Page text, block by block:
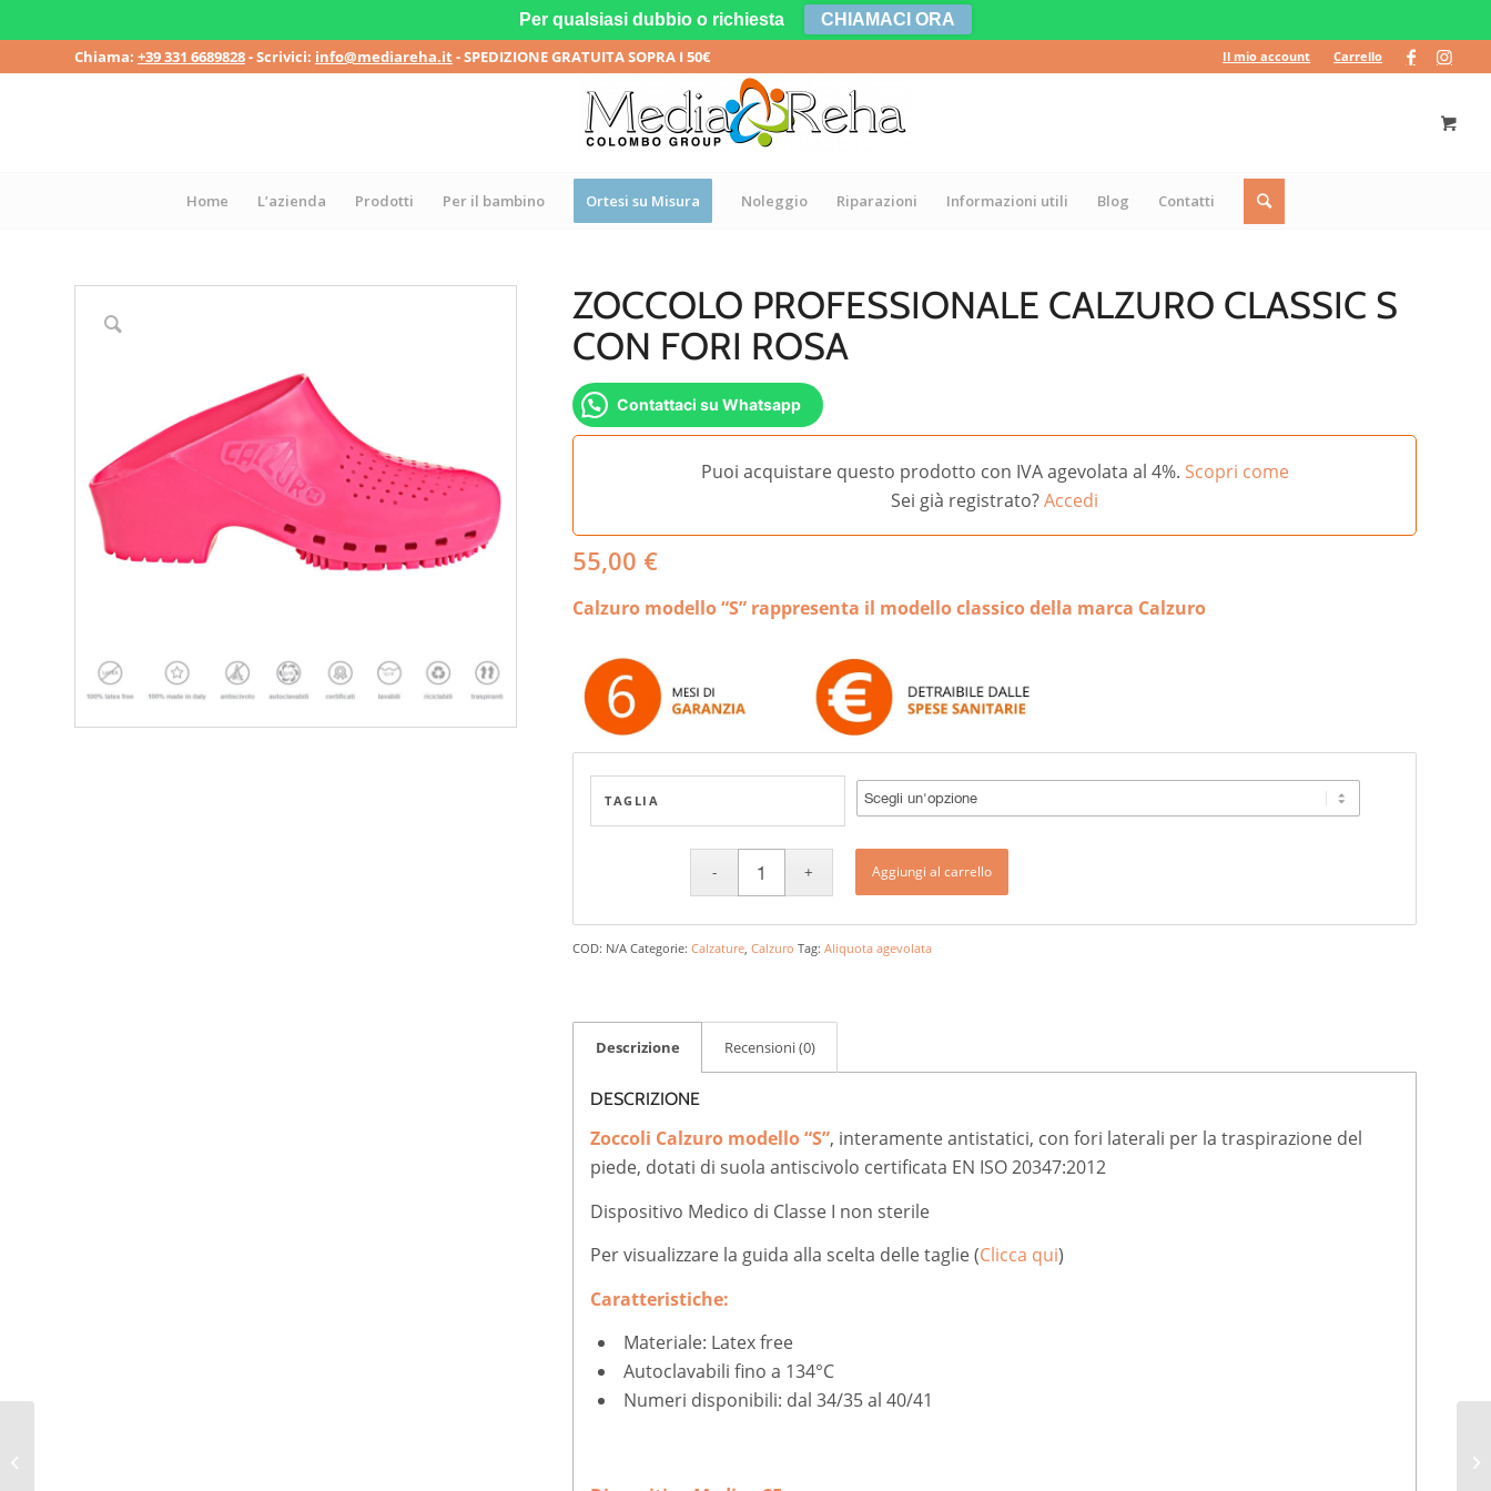
Il mio account Carrello
Chiama: +39 331 6689828- Scrivici: info@mediareha.it- SPEDIZIONE GRATUITA SOPRA I 50€
Home L’azienda Prodotti Per il bambino Ortesi su Misura Noleggio Riparazioni Informazioni utili Blog Contatti
ZOCCOLO PROFESSIONALE CALZURO CLASSIC S
CON FORI ROSA
Contattaci su Whatsapp
Puoi acquistare questo prodotto con IVA agevolata al 4%. Scopri come
Sei già registrato?Accedi
55,00 €
Calzuro modello “S” rappresenta il modello classico della marca Calzuro
TAGLIA
Aggiungi al carrello
COD: N/A Categorie:Calzature,Calzuro Tag:Aliquota agevolata
Descrizione Recensioni (0)
DESCRIZIONE
Zoccoli Calzuro modello “S”, interamente antistatici, con fori laterali per la traspirazione del
piede, dotati di suola antiscivolo certificata EN ISO 20347:2012
Dispositivo Medico di Classe I non sterile
Per visualizzare la guida alla scelta delle taglie (Clicca qui)
Caratteristiche:
Materiale: Latex free
Autoclavabili fino a 134°C
Numeri disponibili: dal 34/35 al 40/41
Per qualsiasi dubbio o richiesta CHIAMACI ORA